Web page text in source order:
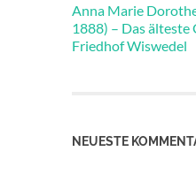
Anna Marie
1888) – Das älteste
Friedhof Wiswedel
NEUESTE